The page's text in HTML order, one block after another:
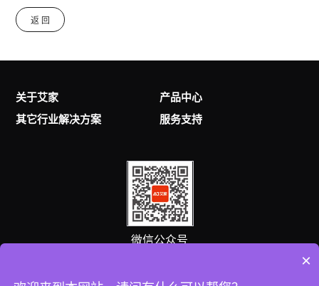
返 回
关于艾家
产品中心
其它行业解决方案
服务支持
微信公众号
×